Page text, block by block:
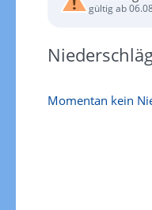
gültig ab
Momentan kein